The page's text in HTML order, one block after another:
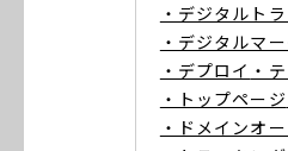
・デジタルト
・デジタルマ
・デプロイ ・
・トップページ
・ドメインオ